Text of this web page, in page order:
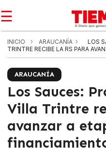
☰
INICIO ARAUCANÍA
LOS
TRINTRE RECIBE LA RS PARA
ARAUCANÍA
Los Sauces:
Villa Trintre
avanzar a